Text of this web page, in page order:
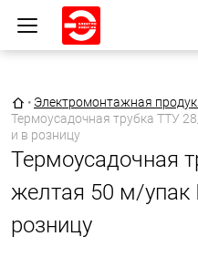
Главная страница
• Электромонтажная
Термоусадочная трубка ТТУ
и в розницу
Термоусадочная
желтая 50 м/упак
розницу